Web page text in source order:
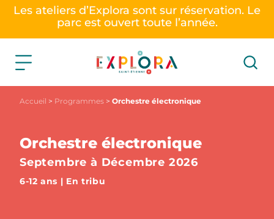
Les ateliers d’Explora sont sur réservation. Le
parc est ouvert toute l’année.
Accueil > Programmes > Orchestre électronique
Orchestre électronique
Septembre à Décembre 2026
6-12 ans | En tribu